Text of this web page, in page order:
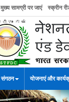
मुख्य सामग्री पर जाएं स्क्रीन
संगठन योजनाएं और